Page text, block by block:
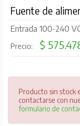
Fuente de
Entrada 100-240
Precio: $
Producto sin stock
contactarse con
formulario de